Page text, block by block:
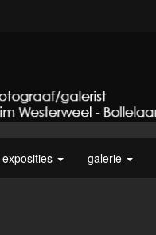
exposities galerie